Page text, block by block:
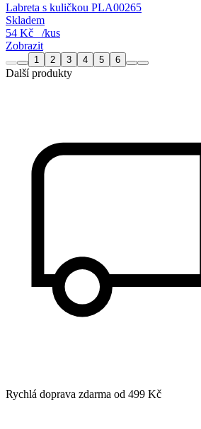
Labreta s kuličkou PLA00265
Skladem
54 Kč
/kus
Zobrazit
1 2 3 4 5 6
Další produkty
Rychlá doprava zdarma od 499 Kč